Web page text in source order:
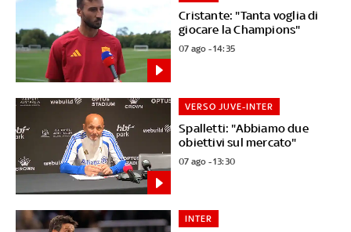
Cristante: "Tanta voglia di
giocare la Champions"
07 ago - 14:35
Spalletti: "Abbiamo due
obiettivi sul mercato"
VERSO JUVE-INTER
07 ago - 13:30
INTER